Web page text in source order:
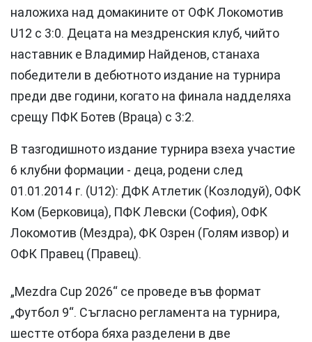
наложиха над домакините от ОФК Локомотив
U12 с 3:0. Децата на мездренския клуб, чийто
наставник е Владимир Найденов, станаха
победители в дебютното издание на турнира
преди две години, когато на финала надделяха
срещу ПФК Ботев (Враца) с 3:2.
В тазгодишното издание турнира взеха участие
6 клубни формации - деца, родени след
01.01.2014 г. (U12): ДФК Атлетик (Козлодуй), ОФК
Ком (Берковица), ПФК Левски (София), ОФК
Локомотив (Мездра), ФК Озрен (Голям извор) и
ОФК Правец (Правец).
„Mezdra Cup 2026“ се проведе във формат
„Футбол 9“. Съгласно регламента на турнира,
шестте отбора бяха разделени в две